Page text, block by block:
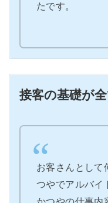
たです。
接客の基礎が
お客さんとして
つやでアルバイ